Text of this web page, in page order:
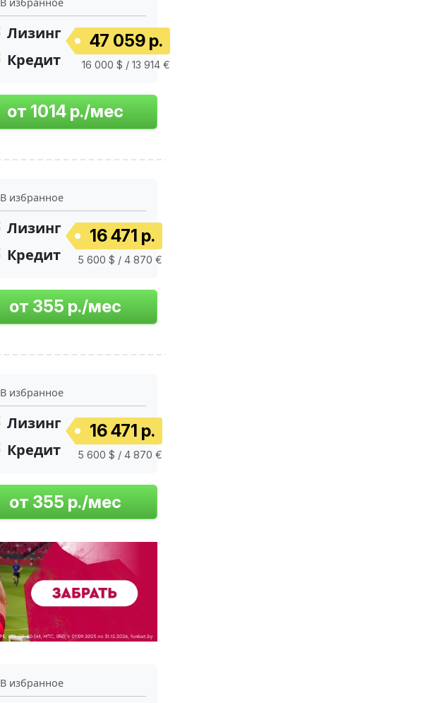
Лизинг
Кредит
47 059 р.
16 000 $ / 13 914 €
В избранное
Лизинг
Кредит
16 471 р.
5 600 $ / 4 870 €
В избранное
Лизинг
Кредит
16 471 р.
5 600 $ / 4 870 €
В избранное